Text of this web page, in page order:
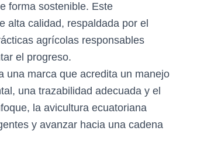
forma sostenible. Este
alta calidad, respaldada por el
agrícolas responsables
el progreso.
una marca que acredita un manejo
una trazabilidad adecuada y el
la avicultura ecuatoriana
y avanzar hacia una cadena